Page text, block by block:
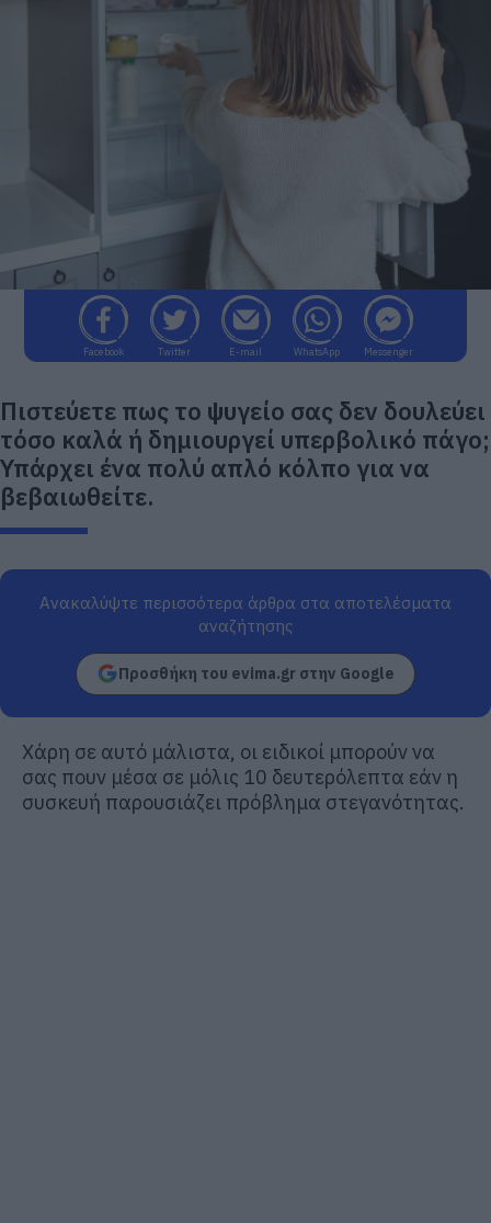
Facebook Twitter E-mail WhatsApp Messenger
Πιστεύετε πως το ψυγείο σας δεν δουλεύει
τόσο καλά ή δημιουργεί υπερβολικό πάγο;
Υπάρχει ένα πολύ απλό κόλπο για να
βεβαιωθείτε.
Ανακαλύψτε περισσότερα άρθρα στα αποτελέσματα
αναζήτησης
Προσθήκη του evima.gr στην Google
Χάρη σε αυτό μάλιστα, οι ειδικοί μπορούν να
σας πουν μέσα σε μόλις 10 δευτερόλεπτα εάν η
συσκευή παρουσιάζει πρόβλημα στεγανότητας.